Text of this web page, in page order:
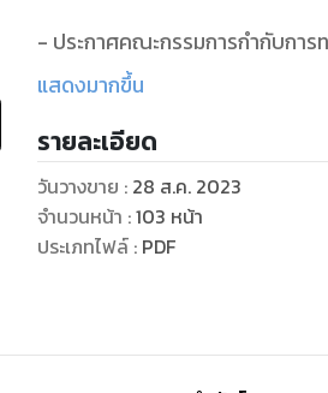
- ประกาศคณะกรรมการกำกับการ
ในการร้องเรียนและการรับเรื่อง ร้
- ข้อบังคับคณะกรรมการกำกับกา
เรียนของคณะกรรมการกำกับการ
กรุงเทพมหานคร พ.ศ. ๒๕๕๘
- ประกาศคณะกรรมการกำกับกา
แสดงมากขึ้น
รายละเอียด
วันวางขาย : 28 ส.ค. 2023
จำนวนหน้า :103 หน้า
ประเภทไฟล์: PDF